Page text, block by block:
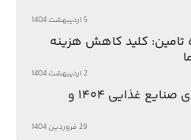
5 اردیبهشت 1404
تامین: کلید کاهش هزینه
2 اردیبهشت 1404
تقویم نمایشگاه های صنایع غذایی ۱۴۰۴ و
29 فروردین 1404